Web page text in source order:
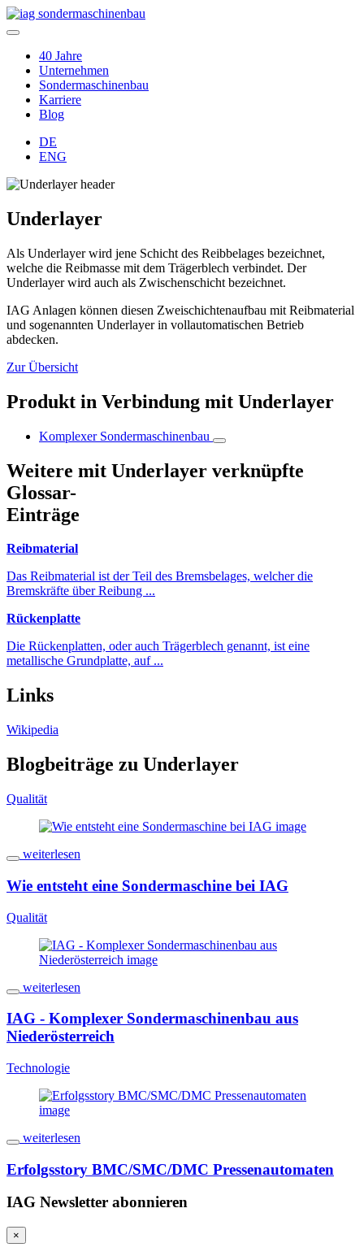
40 Jahre
Unternehmen
Sondermaschinenbau
Karriere
Blog
DE
ENG
Underlayer
Als Underlayer wird jene Schicht des Reibbelages bezeichnet,
welche die Reibmasse mit dem Trägerblech verbindet. Der
Underlayer wird auch als Zwischenschicht bezeichnet.
IAG Anlagen können diesen Zweischichtenaufbau mit Reibmaterial
und sogenannten Underlayer in vollautomatischen Betrieb
abdecken.
Zur Übersicht
Produkt in Verbindung mit Underlayer
Komplexer Sondermaschinenbau
Weitere mit Underlayer verknüpfte
Glossar-
Einträge
Reibmaterial
Das Reibmaterial ist der Teil des Bremsbelages, welcher die
Bremskräfte über Reibung ...
Rückenplatte
Die Rückenplatten, oder auch Trägerblech genannt, ist eine
metallische Grundplatte, auf ...
Links
Wikipedia
Blogbeiträge zu Underlayer
Qualität
weiterlesen
Wie entsteht eine Sondermaschine bei IAG
Qualität
weiterlesen
IAG - Komplexer Sondermaschinenbau aus
Niederösterreich
Technologie
weiterlesen
Erfolgsstory BMC/SMC/DMC Pressenautomaten
IAG Newsletter abonnieren
×